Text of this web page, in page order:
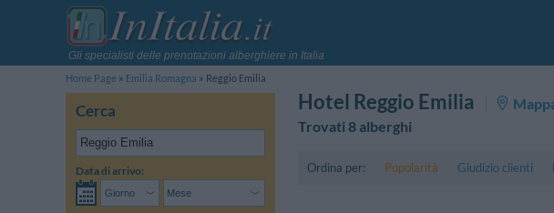
Gli specialisti delle prenotazioni alberghiere in Italia
Home Page
Emilia Romagna Reggio Emilia
Cerca
Data di arrivo:
Hotel Reggio Emilia
Trovati 8 alberghi
Ordina per: Popolarità Giudizio clienti